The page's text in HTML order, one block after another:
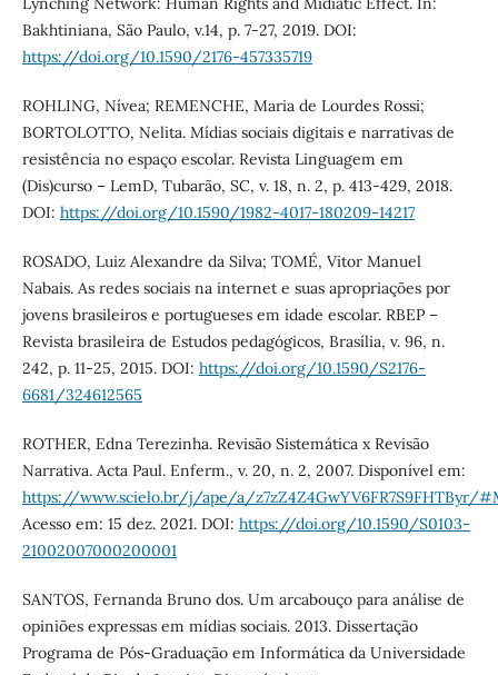
Bakhtiniana, São Paulo, v.14, p. 7-27, 2019. DOI:
https://doi.org/10.1590/2176-457335719
ROHLING, Nívea; REMENCHE, Maria de Lourdes Rossi;
BORTOLOTTO, Nelita. Mídias sociais digitais e narrativas de
resistência no espaço escolar. Revista Linguagem em
(Dis)curso – LemD, Tubarão, SC, v. 18, n. 2, p. 413-429, 2018.
DOI: https://doi.org/10.1590/1982-4017-180209-14217
ROSADO, Luiz Alexandre da Silva; TOMÉ, Vitor Manuel
Nabais. As redes sociais na internet e suas apropriações por
jovens brasileiros e portugueses em idade escolar. RBEP –
Revista brasileira de Estudos pedagógicos, Brasília, v. 96, n.
242, p. 11-25, 2015. DOI: https://doi.org/10.1590/S2176-
6681/324612565
ROTHER, Edna Terezinha. Revisão Sistemática x Revisão
Narrativa. Acta Paul. Enferm., v. 20, n. 2, 2007. Disponível em:
https://www.scielo.br/j/ape/a/z7zZ4Z4GwYV6FR7S9FHTByr/
Acesso em: 15 dez. 2021. DOI: https://doi.org/10.1590/S0103-
21002007000200001
SANTOS, Fernanda Bruno dos. Um arcabouço para análise de
opiniões expressas em mídias sociais. 2013. Dissertação
Programa de Pós-Graduação em Informática da Universidade